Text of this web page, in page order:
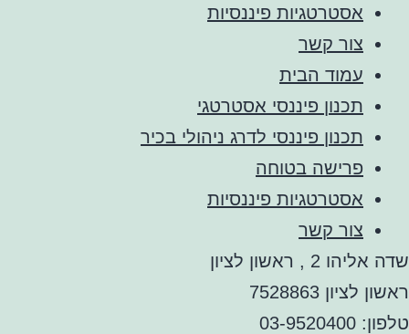
אסטרטגיות פיננסיות
צור קשר
עמוד הבית
תכנון פיננסי אסטרטגי
תכנון פיננסי לדרג ניהולי בכיר
פרישה בטוחה
אסטרטגיות פיננסיות
צור קשר
שדה אליהו 2 , ראשון לציון
ראשון לציון 7528863
טלפון: 03-9520400